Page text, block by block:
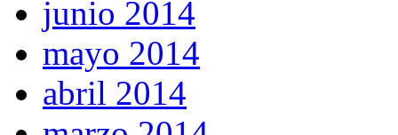
junio 2014
mayo 2014
abril 2014